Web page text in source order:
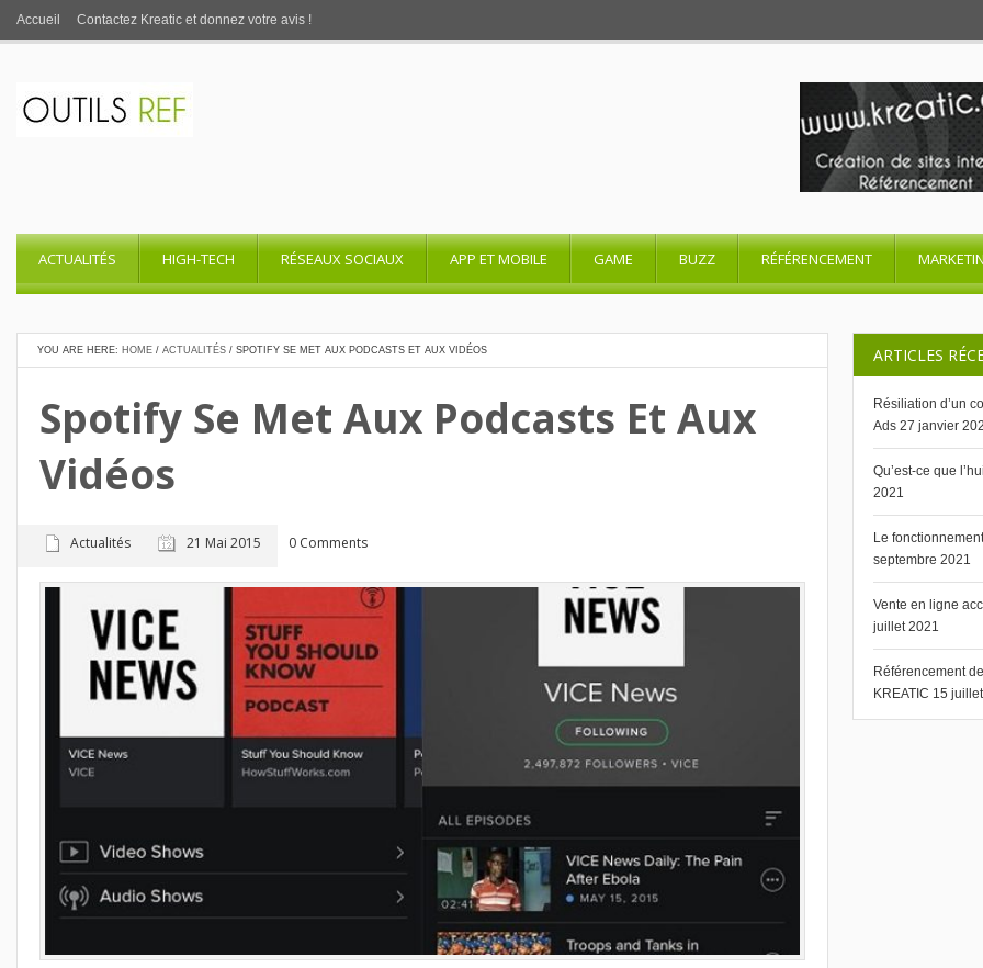
Accueil Contactez Kreatic et donnez votre avis !
ACTUALITÉS HIGH-TECH RÉSEAUX SOCIAUX APP ET MOBILE GAME BUZZ RÉFÉRENCEMENT
ARTICLES
Résiliation d’un
Ads 27 janvier
Qu’est-ce que
2021
Le
septembre 2021
Vente en ligne
juillet 2021
Référencement
KREATIC 15
YOU ARE HERE: HOME / ACTUALITÉS / SPOTIFY SE MET AUX PODCASTS ET AUX VIDÉOS
Spotify Se Met Aux Podcasts Et Aux
Vidéos
Actualités 21 Mai 2015 0 Comments